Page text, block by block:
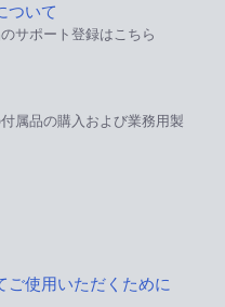
ついて
サポート登録はこちら
属品の購入および業務用製
ご使用いただくために